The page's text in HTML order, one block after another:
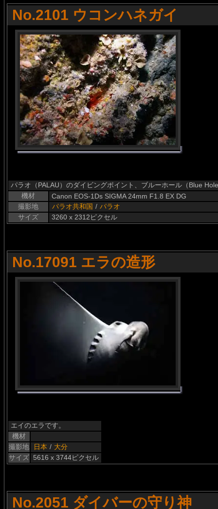
No.2101 ウコンハネガイ
パラオ（PALAU）のダイビングポイント、ブルーホール（Blue
機材
Canon EOS-1Ds SIGMA 24mm F1.8 EX DG
撮影地
パラオ共和国 / パラオ
サイズ
3260 x 2312ピクセル
No.17091 エラの造形
エイのエラです。
機材
撮影地
日本 / 大分
サイズ 5616 x 3744ピクセル
No.2051 ダイバーの守り神